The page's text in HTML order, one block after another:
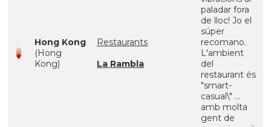
Hong Kong
(Hong
Kong)
Restaurants
La Rambla
paladar fora
de lloc! Jo el
súper
recomano.
L'ambient
del
restaurant és
"smart-
casual\" ...
amb molta
gent de